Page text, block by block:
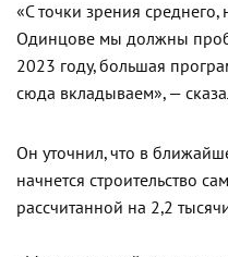
«С точки зрения
Одинцове мы должны
2023 году, большая
сюда вкладываем», —
Он уточнил, что в
начнется строительство
рассчитанной на 2,2